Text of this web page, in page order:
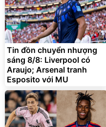
Tin đồn chuyển nhượng
sáng 8/8: Liverpool có
Araujo; Arsenal tranh
Esposito với MU